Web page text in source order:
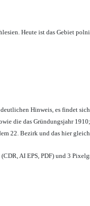
Heute ist das Gebiet
Hinweis, es findet
die das Gründungsjahr 1910;
22. Bezirk und das hier
AI EPS, PDF) und 3